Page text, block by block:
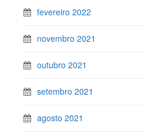
fevereiro 2022
novembro 2021
outubro 2021
setembro 2021
agosto 2021